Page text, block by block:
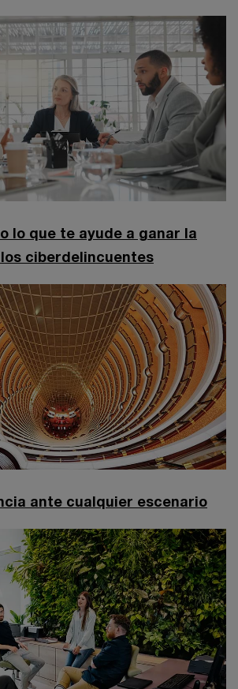
lo que te ayude a ganar la
ciberdelincuentes
ante cualquier escenario